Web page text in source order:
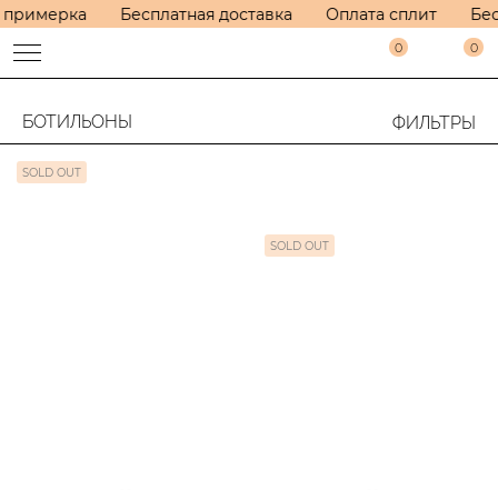
БОТИЛЬОНЫ ФИЛЬТРЫ
SOLD OUT
SOLD OUT
0 0
Бесплатная доставка Оплата сплит